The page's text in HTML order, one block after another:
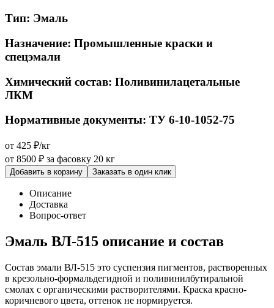
Тип: Эмаль
Назначение: Промышленные краски и
спецэмали
Химический состав: Поливинилацетальные
ЛКМ
Нормативные документы: ТУ 6-10-1052-75
от 425 ₽/кг
от 8500 ₽ за фасовку 20 кг
Добавить в корзину Заказать в один клик
Описание
Доставка
Вопрос-ответ
Эмаль ВЛ-515 описание и состав
Состав эмали ВЛ-515 это суспензия пигментов, растворенных
в крезольно-формальдегидной и поливинилбутиральной
смолах с органическими растворителями. Краска красно-
коричневого цвета, оттенок не нормируется.